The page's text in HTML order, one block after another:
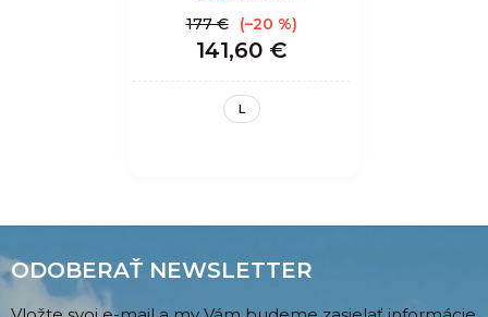
141,60 €
177 € (–20 %)
L
ODOBERAŤ NEWSLETTER